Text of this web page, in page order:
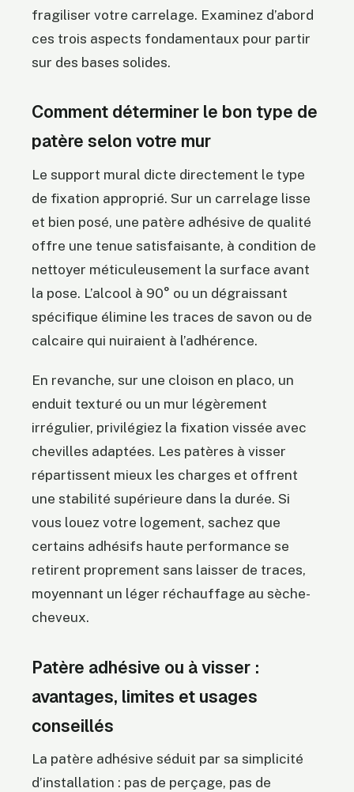
fragiliser votre carrelage. Examinez d’abord
ces trois aspects fondamentaux pour partir
sur des bases solides.
Comment déterminer le bon type de
patère selon votre mur
Le support mural dicte directement le type
de fixation approprié. Sur un carrelage lisse
et bien posé, une patère adhésive de qualité
offre une tenue satisfaisante, à condition de
nettoyer méticuleusement la surface avant
la pose. L’alcool à 90° ou un dégraissant
spécifique élimine les traces de savon ou de
calcaire qui nuiraient à l’adhérence.
En revanche, sur une cloison en placo, un
enduit texturé ou un mur légèrement
irrégulier, privilégiez la fixation vissée avec
chevilles adaptées. Les patères à visser
répartissent mieux les charges et offrent
une stabilité supérieure dans la durée. Si
vous louez votre logement, sachez que
certains adhésifs haute performance se
retirent proprement sans laisser de traces,
moyennant un léger réchauffage au sèche-
cheveux.
Patère adhésive ou à visser :
avantages, limites et usages
conseillés
La patère adhésive séduit par sa simplicité
d’installation : pas de perçage, pas de